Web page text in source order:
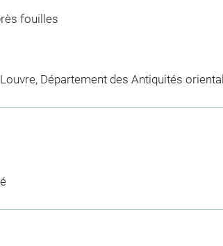
fouilles
Département des Antiquités